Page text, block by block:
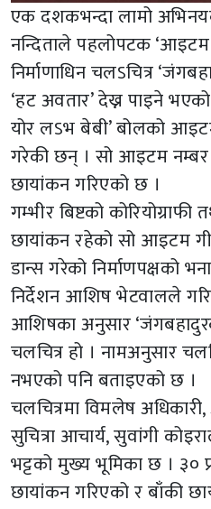
एक दशकभन्दा लामो
नन्दिताले पहलोपटक ‘आइटम
निर्माणाधिन चलऽचित्र
‘हट अवतार’ देख्न पाइने
योर लऽभ बेबी’ बोलको
गरेकी छन् । सो आइटम
छायांकन गरिएको छ ।
गम्भीर बिष्टको कोरियोग्राफी
छायांकन रहेको सो आइटम
डान्स गरेको निर्माणपक्षको
निर्देशन आशिष भेटवालले
आशिषका अनुसार
चलचित्र हो । नामअनुसार
नभएको पनि बताइएको छ ।
चलचित्रमा विमलेष
सुचित्रा आचार्य, सुवांगी
भट्टको मुख्य भूमिका छ । ३०
छायांकन गरिएको र बाँकी